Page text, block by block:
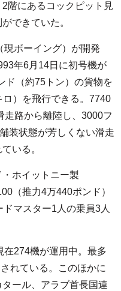
階にあるコックピット見
できていた。
ボーイング）が開発
年6月14日に初号機が
ド（約75トン）の貨物を
）を飛行できる。7740
走路から離陸し、3000フ
装状態が芳しくない滑走
いる。
ホイットニー製
（推力4万440ポンド）
マスター1人の乗員3人
274機が運用中。最多
れている。このほかに
ール、アラブ首長国連